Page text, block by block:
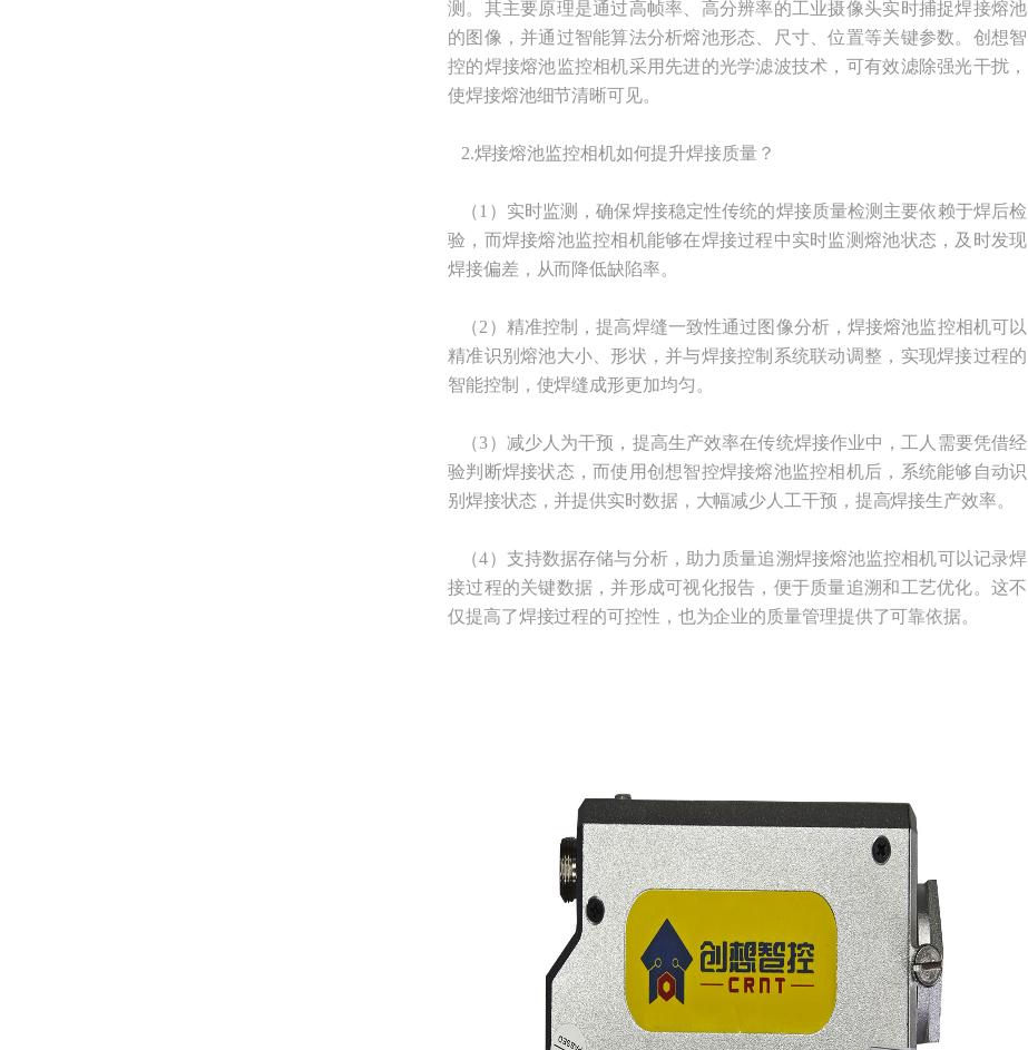
测。其主要原理是通过高帧率、高分辨率的工业摄像头实时捕捉焊接熔池
的图像，并通过智能算法分析熔池形态、尺寸、位置等关键参数。创想智
控的焊接熔池监控相机采用先进的光学滤波技术，可有效滤除强光干扰，
使焊接熔池细节清晰可见。
2.焊接熔池监控相机如何提升焊接质量？
（1）实时监测，确保焊接稳定性传统的焊接质量检测主要依赖于焊后检
验，而焊接熔池监控相机能够在焊接过程中实时监测熔池状态，及时发现
焊接偏差，从而降低缺陷率。
（2）精准控制，提高焊缝一致性通过图像分析，焊接熔池监控相机可以
精准识别熔池大小、形状，并与焊接控制系统联动调整，实现焊接过程的
智能控制，使焊缝成形更加均匀。
（3）减少人为干预，提高生产效率在传统焊接作业中，工人需要凭借经
验判断焊接状态，而使用创想智控焊接熔池监控相机后，系统能够自动识
别焊接状态，并提供实时数据，大幅减少人工干预，提高焊接生产效率。
（4）支持数据存储与分析，助力质量追溯焊接熔池监控相机可以记录焊
接过程的关键数据，并形成可视化报告，便于质量追溯和工艺优化。这不
仅提高了焊接过程的可控性，也为企业的质量管理提供了可靠依据。